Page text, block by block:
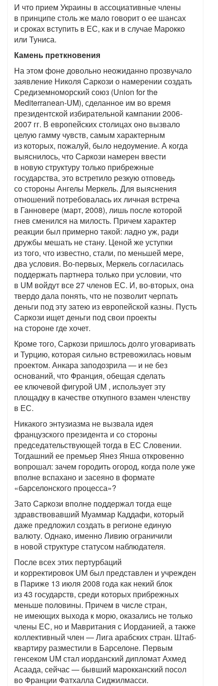
И что прием Украины в ассоциативные члены
в принципе столь же мало говорит о ее шансах
и сроках вступить в ЕС, как и в случае Марокко
или Туниса.
Камень преткновения
На этом фоне довольно неожиданно прозвучало
заявление Николя Саркози о намерении создать
Средиземноморский союз (Union for the
Mediterranean-UM), сделанное им во время
президентской избирательной кампании 2006-
2007 гг. В европейских столицах оно вызвало
целую гамму чувств, самым характерным
из которых, пожалуй, было недоумение. А когда
выяснилось, что Саркози намерен ввести
в новую структуру только прибрежные
государства, это встретило резкую отповедь
со стороны Ангелы Меркель. Для выяснения
отношений потребовалась их личная встреча
в Ганновере (март, 2008), лишь после которой
гнев сменился на милость. Причем характер
реакции был примерно такой: ладно уж, ради
дружбы мешать не стану. Ценой же уступки
из того, что известно, стали, по меньшей мере,
два условия. Во-первых, Меркель согласилась
поддержать партнера только при условии, что
в UM войдут все 27 членов ЕС. И, во-вторых, она
твердо дала понять, что не позволит черпать
деньги под эту затею из европейской казны. Пусть
Саркози ищет деньги под свои проекты
на стороне где хочет.
Кроме того, Саркози пришлось долго уговаривать
и Турцию, которая сильно встревожилась новым
проектом. Анкара заподозрила — и не без
оснований, что Франция, обещая сделать
ее ключевой фигурой UM , использует эту
площадку в качестве откупного взамен членству
в ЕС.
Никакого энтузиазма не вызвала идея
французского президента и со стороны
председательствующей тогда в ЕС Словении.
Тогдашний ее премьер Янез Янша откровенно
вопрошал: зачем городить огород, когда поле уже
вполне вспахано и засеяно в формате
«барселонского процесса»?
Зато Саркози вполне поддержал тогда еще
здравствовавший Муаммар Каддафи, который
даже предложил создать в регионе единую
валюту. Однако, именно Ливию ограничили
в новой структуре статусом наблюдателя.
После всех этих пертурбаций
и корректировок UM был представлен и учрежден
в Париже 13 июля 2008 года как некий блок
из 43 государств, среди которых прибрежных
меньше половины. Причем в числе стран,
не имеющих выхода к морю, оказались не только
члены ЕС, но и Мавритания с Иорданией, а также
коллективный член — Лига арабских стран. Штаб-
квартиру разместили в Барселоне. Первым
генсеком UM стал иорданский дипломат Ахмед
Асаада, сейчас — бывший марокканский посол
во Франции Фатхалла Сиджилмасси.